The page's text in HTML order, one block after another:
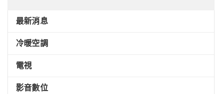
最新消息
冷暖空調
電視
影音數位